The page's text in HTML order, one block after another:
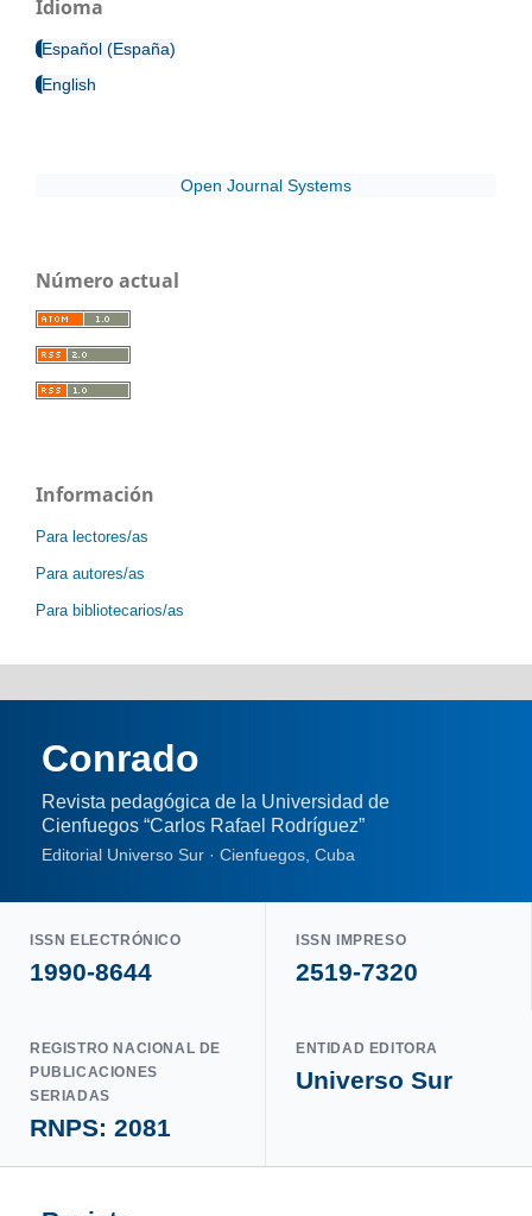
Idioma
Español (España)
English
Open Journal Systems
Número actual
Información
Para lectores/as
Para autores/as
Para bibliotecarios/as
Conrado
Revista pedagógica de la Universidad de
Cienfuegos “Carlos Rafael Rodríguez”
Editorial Universo Sur · Cienfuegos, Cuba
ISSN ELECTRÓNICO
1990-8644
ISSN IMPRESO
2519-7320
REGISTRO NACIONAL DE
PUBLICACIONES
SERIADAS
RNPS: 2081
ENTIDAD EDITORA
Universo Sur